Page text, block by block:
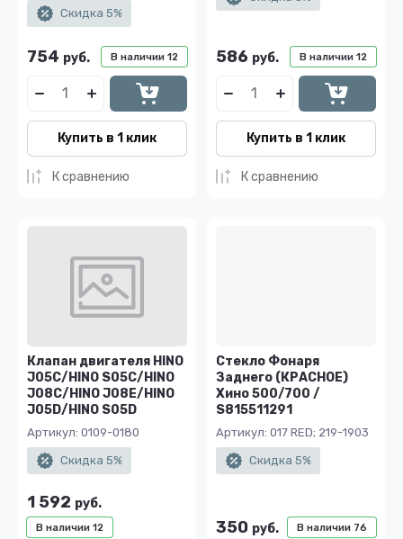
Скидка 5%
В наличии 12
754 руб.
Купить в 1 клик
К сравнению
В наличии 12
586 руб.
Купить в 1 клик
К сравнению
Клапан двигателя HINO
J05C/HINO S05C/HINO
J08C/HINO J08E/HINO
J05D/HINO S05D
Артикул: 0109-0180
Скидка 5%
В наличии 12
1 592 руб.
Стекло Фонаря
Заднего (КРАСНОЕ)
Хино 500/700 /
S815511291
Артикул: 017 RED; 219-1903
Скидка 5%
В наличии 76
350 руб.